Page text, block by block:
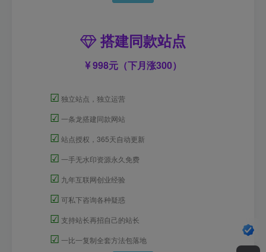
搭建同款站点
998元（下月涨300）
☑ 独立站点，独立运营
☑ 一条龙搭建同款网站
☑ 站点授权，365天自动更新
☑ 一手无水印资源永久免费
☑ 九年互联网创业经验
☑ 可私下咨询各种疑惑
☑ 支持站长再招自己的站长
☑ 一比一复制全套方法包落地